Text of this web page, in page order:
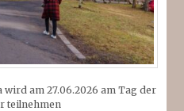
am 27.06.2026 am Tag der
teilnehmen